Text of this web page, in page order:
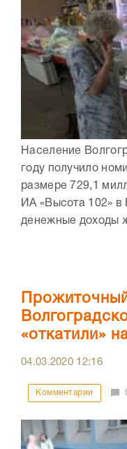
Население
году получило
размере 729,1
ИА «Высота 102» в
денежные доходы
«откатили»
04.03.2020 12:16
Комментарии